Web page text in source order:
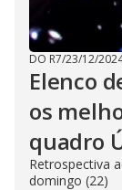
DO R7/23/12/
Elenco
os
quadro
Retrospectiva
domingo (22)